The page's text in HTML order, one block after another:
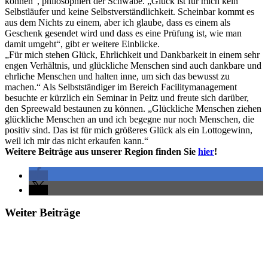
Selbstläufer und keine Selbstverständlichkeit. Scheinbar kommt es
aus dem Nichts zu einem, aber ich glaube, dass es einem als
Geschenk gesendet wird und dass es eine Prüfung ist, wie man
damit umgeht“, gibt er weitere Einblicke.
„Für mich stehen Glück, Ehrlichkeit und Dankbarkeit in einem sehr
engen Verhältnis, und glückliche Menschen sind auch dankbare und
ehrliche Menschen und halten inne, um sich das bewusst zu
machen.“ Als Selbstständiger im Bereich Facilitymanagement
besuchte er kürzlich ein Seminar in Peitz und freute sich darüber,
den Spreewald bestaunen zu können. „Glückliche Menschen ziehen
glückliche Menschen an und ich begegne nur noch Menschen, die
positiv sind. Das ist für mich größeres Glück als ein Lottogewinn,
weil ich mir das nicht erkaufen kann.“
Weitere Beiträge aus unserer Region finden Sie hier!
Weiter Beiträge